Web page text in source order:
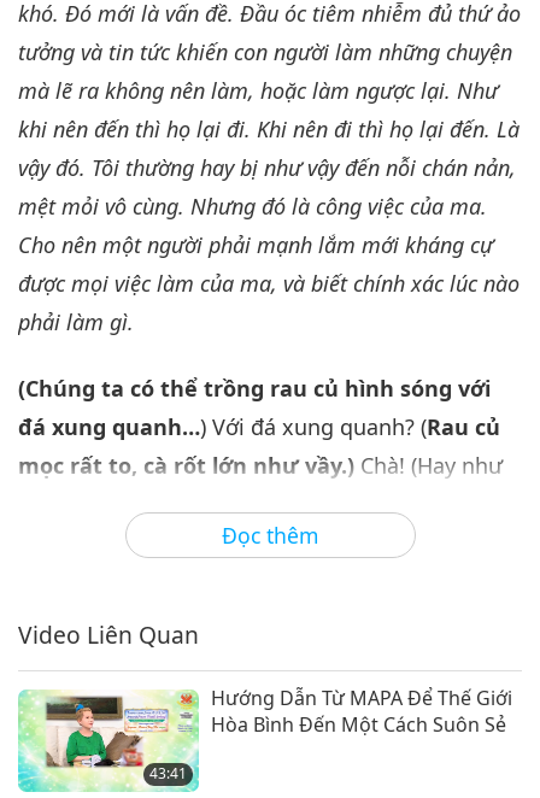
Với Minh Sư, Phần 5/7
5093
6
35:32
Thần Giao Cách Cảm Bên Trong
Với Minh Sư, Phần 6/7
Giữa Thầy và Trò
7
34:35
Với Minh Sư, Phần 7/7
Giữa Thầy và Trò 2023-07-01 4631Lượt Xem
Đọc thêm
khó. Đó mới là vấn đề. Đầu óc tiêm nhiễm đủ thứ ảo
tưởng và tin tức khiến con người làm những chuyện
mà lẽ ra không nên làm, hoặc làm ngược lại. Như
khi nên đến thì họ lại đi. Khi nên đi thì họ lại đến. Là
vậy đó. Tôi thường hay bị như vậy đến nỗi chán nản,
mệt mỏi vô cùng. Nhưng đó là công việc của ma.
Cho nên một người phải mạnh lắm mới kháng cự
được mọi việc làm của ma, và biết chính xác lúc nào
phải làm gì.
(Chúng ta có thể trồng rau củ hình sóng với
đá xung quanh…) Với đá xung quanh? (Rau củ
mọc rất to, cà rốt lớn như vầy.) Chà! (Hay như
30 cm? (Dạ dài hơn.) (40, 50, 60.)
40, 50... Ồ!
cỡ đó. Con vừa thấy một tấm hình trong sách.
gửi cho Sư Phụ không?) Gửi cho chúng tôi sách
đó, hoặc một bản sao (Dạ.) phần nói về cách
trồng rau củ. (Người phụ nữ trưởng nhóm tìm ra
Video Liên Quan
43:41
Hướng Dẫn Từ MAPA Để Thế Giới
Hòa Bình Đến Một Cách Suôn Sẻ